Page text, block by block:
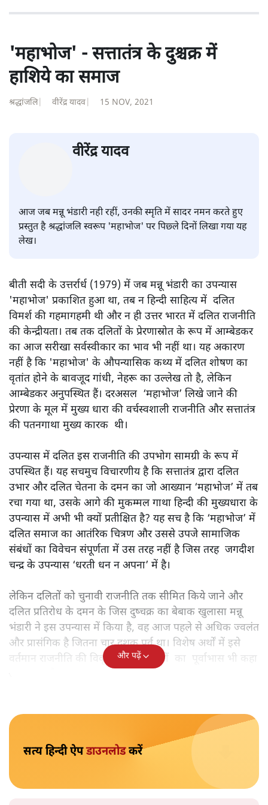
'महाभोज' - सत्तातंत्र के दुश्चक्र में
हाशिये का समाज
श्रद्धांजलि| वीरेंद्र यादव 15 NOV, 2021
वीरेंद्र यादव
आज जब मन्नू भंडारी नही रहीं, उनकी स्मृति में सादर नमन करते हुए
प्रस्तुत है श्रद्धांजलि स्वरूप 'महाभोज' पर पिछ्ले दिनों लिखा गया यह
लेख।
बीती सदी के उत्तर्रार्ध (1979) में जब मन्नू भंडारी का उपन्यास
'महाभोज' प्रकाशित हुआ था, तब न हिन्दी साहित्य में दलित
विमर्श की गहमागहमी थी और न ही उत्तर भारत में दलित राजनीति
की केन्द्रीयता। तब तक दलितों के प्रेरणास्रोत के रूप में आम्बेडकर
का आज सरीखा सर्वस्वीकार का भाव भी नहीं था। यह अकारण
नहीं है कि 'महाभोज' के औपन्यासिक कथ्य में दलित शोषण का
वृतांत होने के बावजूद गांधी, नेहरू का उल्लेख तो है, लेकिन
आम्बेडकर अनुपस्थित हैं। दरअसल ‘महाभोज’ लिखे जाने की
प्रेरणा के मूल में मुख्य धारा की वर्चस्वशाली राजनीति और सत्तातंत्र
की पतनगाथा मुख्य कारक थी।
उपन्यास में दलित इस राजनीति की उपभोग सामग्री के रूप में
उपस्थित हैं। यह सचमुच विचारणीय है कि सत्तातंत्र द्वारा दलित
उभार और दलित चेतना के दमन का जो आख्यान ‘महाभोज’ में तब
रचा गया था, उसके आगे की मुकम्मल गाथा हिन्दी की मुख्यधारा के
उपन्यास में अभी भी क्यों प्रतीक्षित है? यह सच है कि ‘महाभोज’ में
दलित समाज का आतंरिक चित्रण और उससे उपजे सामाजिक
संबंधों का विवेचन संपूर्णता में उस तरह नहीं है जिस तरह जगदीश
चन्द्र के उपन्यास ‘धरती धन न अपना’ में है।
लेकिन दलितों को चुनावी राजनीति तक सीमित किये जाने और
दलित प्रतिरोध के दमन के जिस दुष्चक्र का बेबाक खुलासा मन्नू
भंडारी ने इस उपन्यास में किया है, वह आज पहले से अधिक ज्वलंत
और प्रासंगिक है जितना चार दशक पूर्व था। विशेष अर्थों में इसे